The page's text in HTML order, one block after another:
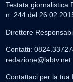
Testata giornalistica
n. 244 del
Direttore
Contatti:
redazione@labtv.net
Contattaci per la tua